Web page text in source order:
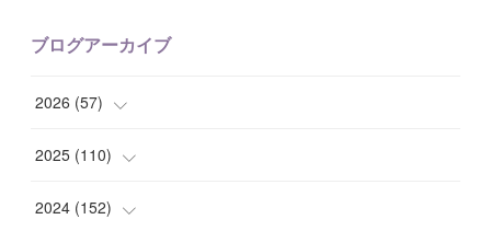
ブログアーカイブ
2026 (57)
( 1)
(10)
2025 (110)
(10)
2024 (152)